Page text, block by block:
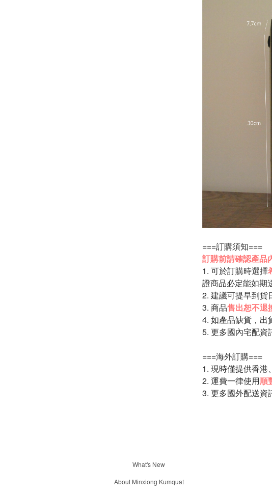
===訂購須知===
訂購前請確認產品
1. 可於訂購時選擇
證商品必定能如期
2. 建議可提早到貨
3. 商品售出恕不退
4. 如產品缺貨，出
5. 更多國內宅配資
===海外訂購===
1. 現時僅提供香港
2. 運費一律使用順
3. 更多國外配送資
What's New
About Minxiong Kumquat